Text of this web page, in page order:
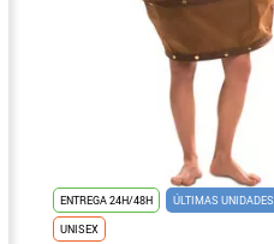
ENTREGA 24H/48H
ÚLTIMAS UNIDADES
UNISEX